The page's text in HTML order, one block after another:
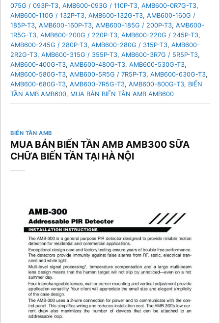
075G / 093P-T3, AMB600-093G / 110P-T3, AMB600-0R7G-T3,
AMB600-110G / 132P-T3, AMB600-132G-T3, AMB600-160G /
185P-T3, AMB600-160P-T3, AMB600-185G / 200P-T3, AMB600-
1R5G-T3, AMB600-200G / 220P-T3, AMB600-220G / 245P-T3,
AMB600-245G / 280P-T3, AMB600-280G / 315P-T3, AMB600-
2R2G-T3, AMB600-315G / 355P-T3, AMB600-3R7G / 5R5P-T3,
AMB600-400G-T3, AMB600-480G-T3, AMB600-530G-T3,
AMB600-580G-T3, AMB600-5R5G / 7R5P-T3, AMB600-630G-T3,
AMB600-680G-T3, AMB600-7R5G-T3, AMB600-800G-T3, BIẾN
TẦN AMB AMB600, MUA BÁN BIẾN TẦN AMB AMB600
BIẾN TẦN AMB
MUA BÁN BIẾN TẦN AMB AMB300 SỮA
CHỮA BIẾN TẦN TẠI HÀ NỘI